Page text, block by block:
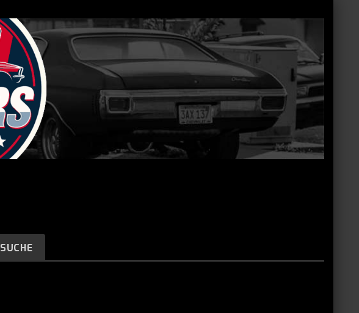
SUCHE